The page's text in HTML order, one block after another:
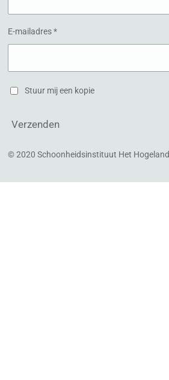
E-mailadres *
Stuur mij een kopie
Verzenden
© 2020 Schoonheidsinstituut Het Hogeland